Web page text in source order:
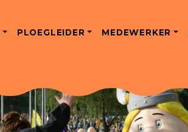
PLOEGLEIDER MEDEWERKER